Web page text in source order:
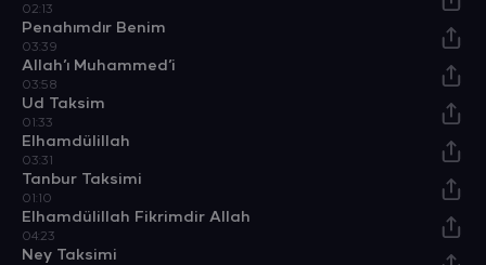
02:13
Penahımdır Benim
03:39
Allah’ı Muhammed’i
03:58
Ud Taksim
01:33
Elhamdülillah
03:31
Tanbur Taksimi
01:10
Elhamdülillah Fikrimdir Allah
04:23
Ney Taksimi